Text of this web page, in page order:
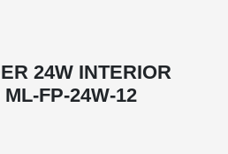
24W INTERIOR
FP-24W-12